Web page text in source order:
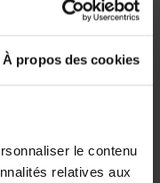
À propos des cookies
le contenu
relatives aux